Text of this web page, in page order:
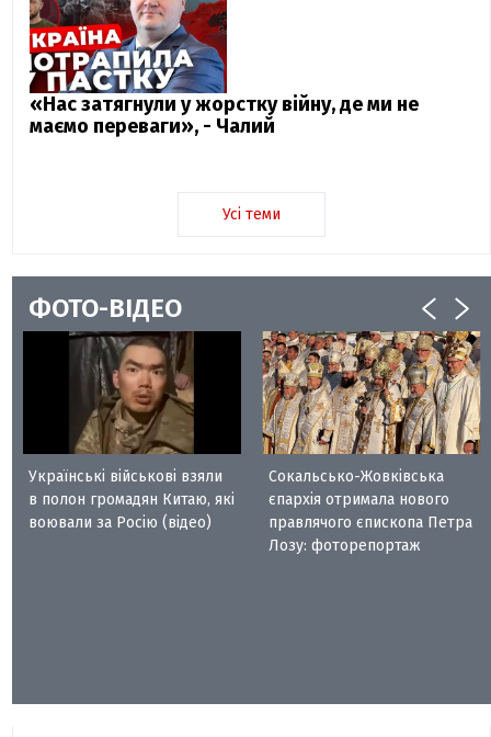
«Нас затягнули у жорстку війну, де ми не
маємо переваги», - Чалий
Усі теми
ФОТО-ВІДЕО
Українські військові взяли
в полон громадян Китаю, які
воювали за Росію (відео)
Сокальсько-Жовківська
єпархія отримала нового
правлячого єпископа Петра
Лозу: фоторепортаж